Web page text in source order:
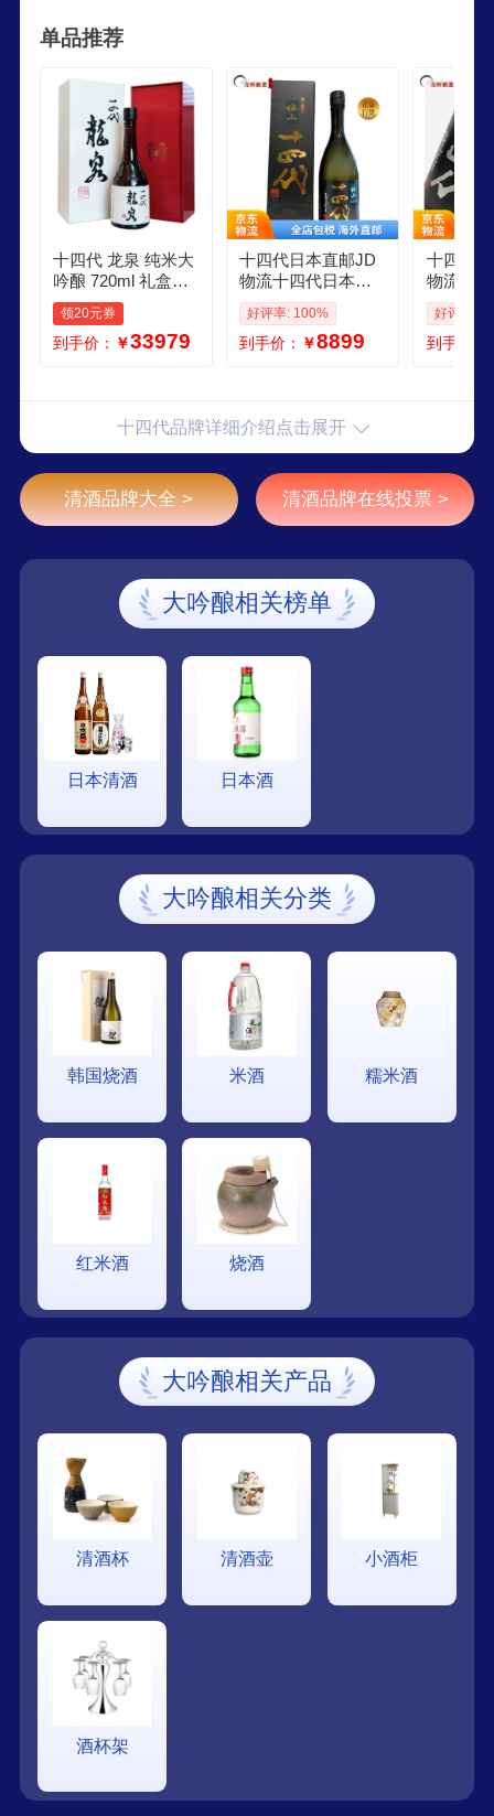
下至百姓的认同，在2008年八国峰会上还被选为招
单品推荐
十四代 龙泉 纯米大
吟酿 720ml 礼盒装
日本清酒 原装进口
领20元券
到手价： ￥33979
十四代日本直邮JD
物流十四代日本原
装进口高端清酒 极
上诸白 纯米大吟酿1
6度 1800ml
好评率: 100%
到手价： ￥8899
十四代
物流日
进口十
酒感的
未来纯
好评率:
到手价：
十四代品牌详细介绍点击展开
清酒品牌大全 > 清酒品牌在线投票 >
大吟酿相关榜单
日本清酒 日本酒
大吟酿相关分类
韩国烧酒 米酒 糯米酒
红米酒 烧酒
大吟酿相关产品
清酒杯 清酒壶 小酒柜
酒杯架